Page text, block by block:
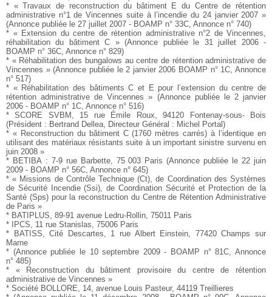
* « Travaux de reconstruction du bâtiment E du Centre de rétention
administrative n°1 de Vincennes suite à l’incendie du 24janvier 2007 »
(Annonce publiée le 27 juillet 2007 - BOAMP n° 33C, Annonce n° 740)
* « Extension du centre de rétention administrative n°2 de Vincennes,
réhabilitation du bâtiment C » (Annonce publiée le 31juillet 2006 -
BOAMP n° 36C, Annonce n° 829)
* « Réhabilitation des bungalows au centre de rétention administrative de
Vincennes » (Annonce publiée le 2 janvier 2006 BOAMP n° 1C, Annonce
n° 517)
* « Réhabilitation des bâtiments C et E pour l’extension du centre de
rétention administrative de Vincennes » (Annonce publiée le2 janvier
2006 - BOAMP n° 1C, Annonce n° 516)
* SCORE SVBM, 15 rue Émile Roux, 94120 Fontenay-sous-Bois
(Président : Bertrand Dellea, Directeur Général : Michel Portal)
* « Reconstruction du bâtiment C (1760 mètres carrés) à l’identique en
utilisant des matériaux résistants suite à un important sinistre survenu en
juin 2008 »
* BETIBA : 7-9 rue Barbette, 75 003 Paris (Annonce publiée le 22 juin
2009 - BOAMP n° 56C, Annonce n° 645)
* « Missions de Contrôle Technique (Ct), de Coordination des Systèmes
de Sécurité Incendie (Ssi), de Coordination Sécuritéet Protection de la
Santé (Sps) pour la reconstruction du Centrede Rétention Administrative
de Paris »
* BATIPLUS, 89-91 avenue Ledru-Rollin, 75011 Paris
* IPCS, 11 rue Stanislas, 75006 Paris
* BATISS, Cité Descartes, 1 rue Albert Einstein, 77420Champs sur
Marne
* (Annonce publiée le 10 septembre 2009 - BOAMP n° 81C, Annonce
n° 485)
* « Reconstruction du bâtiment provisoire du centre de rétention
administrative de Vincennes »
* Société BOLLORE, 14, avenue Louis Pasteur, 44119 Treillieres